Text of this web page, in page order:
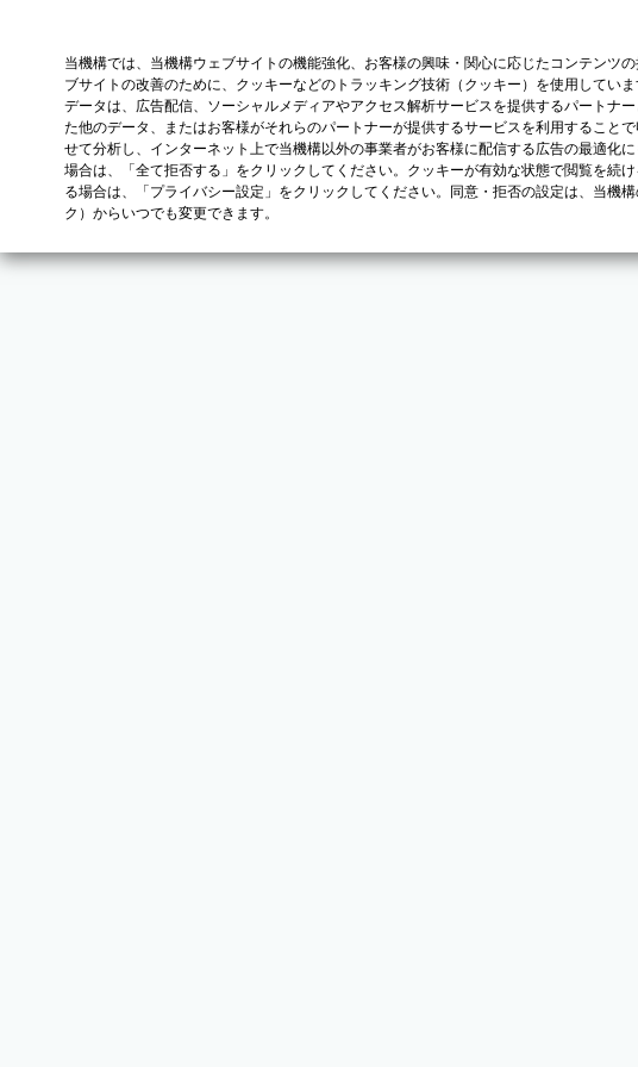
当機構では、当機構ウェブサイトの機能強化、お客様の興味・関心に応じたコンテンツ
ブサイトの改善のために、クッキーなどのトラッキング技術（クッキー）を使用してい
データは、広告配信、ソーシャルメディアやアクセス解析サービスを提供するパートナ
た他のデータ、またはお客様がそれらのパートナーが提供するサービスを利用すること
せて分析し、インターネット上で当機構以外の事業者がお客様に配信する広告の最適化
場合は、「全て拒否する」をクリックしてください。クッキーが有効な状態で閲覧を続
る場合は、「プライバシー設定」をクリックしてください。同意・拒否の設定は、当機構
ク）からいつでも変更できます。